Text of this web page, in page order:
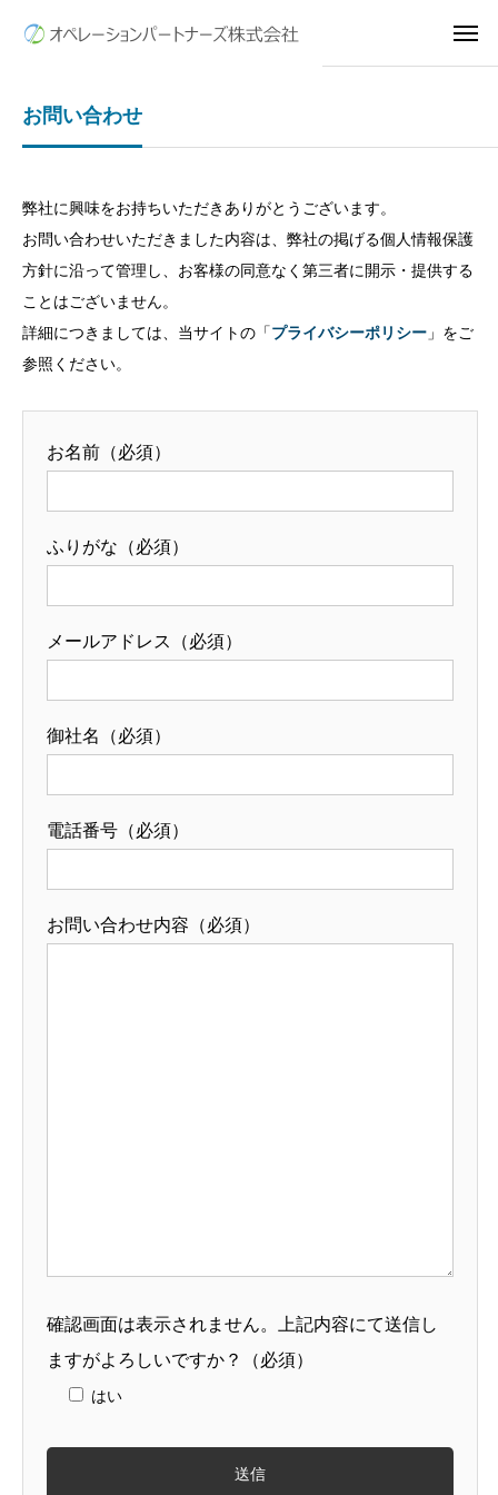
お問い合わせ
弊社に興味をお持ちいただきありがとうございます。
お問い合わせいただきました内容は、弊社の掲げる個人情報保護
方針に沿って管理し、お客様の同意なく第三者に開示・提供する
ことはございません。
詳細につきましては、当サイトの「プライバシーポリシー 」をご
参照ください。
お名前 （必須）
ふりがな （必須）
メールアドレス （必須）
御社名 （必須）
電話番号 （必須）
お問い合わせ内容 （必須）
確認画面は表示されません。上記内容にて送信し
ますがよろしいですか？
（必須）
はい